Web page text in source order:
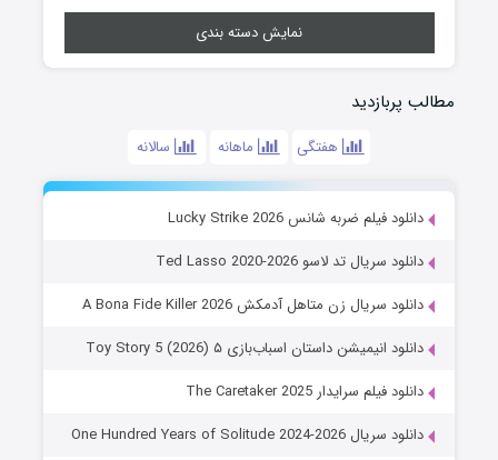
نمایش دسته بندی
مطالب پربازدید
هفتگی ماهانه سالانه
دانلود فیلم ضربه شانس Lucky Strike 2026
دانلود سریال تد لاسو Ted Lasso 2020-2026
دانلود سریال زن متاهل آدمکش A Bona Fide Killer 2026
دانلود انیمیشن داستان اسباب‌بازی ۵ Toy Story 5 (2026)
دانلود فیلم سرایدار The Caretaker 2025
دانلود سریال One Hundred Years of Solitude 2024-2026